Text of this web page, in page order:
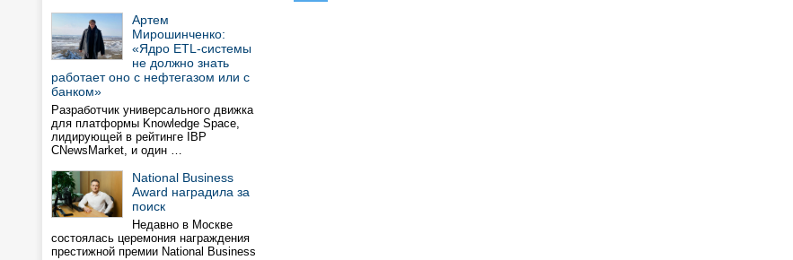
Артем
Мирошинченко:
«Ядро ETL-системы
не должно знать
работает оно с нефтегазом или с
банком»
Разработчик универсального движка
для платформы Knowledge Space,
лидирующей в рейтинге IBP
CNewsMarket, и один …
National Business
Award наградила за
поиск
Недавно в Москве
состоялась церемония награждения
престижной премии National Business